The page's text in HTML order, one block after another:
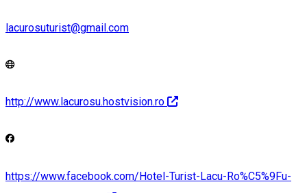
lacurosuturist@gmail.com
http://www.lacurosu.hostvision.ro
https://www.facebook.com/Hotel-Turist-Lacu-Ro%C5%9Fu-